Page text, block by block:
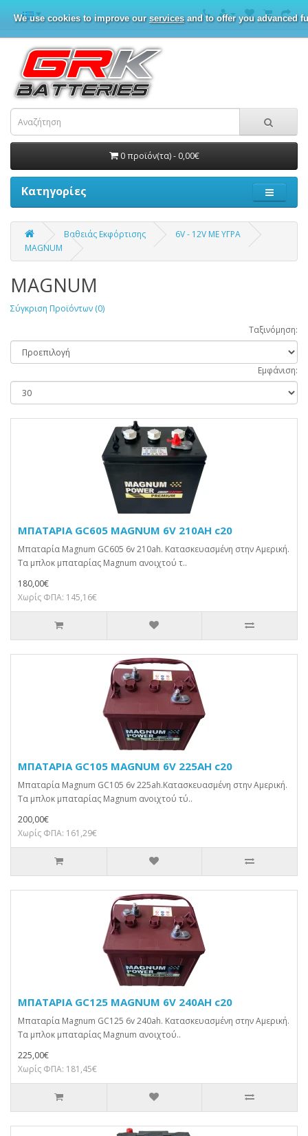
We use cookies to improve our servicesand to offer you advanced
0 προϊόν(τα) - 0,00€
Κατηγορίες
Βαθειάς Εκφόρτισης
6V - 12V ΜΕ ΥΓΡΑ
MAGNUM
MAGNUM
Σύγκριση Προϊόντων (0)
Ταξινόμηση:
Εμφάνιση:
ΜΠΑΤΑΡΙΑ GC605 MAGNUM 6V 210AH c20
Μπαταρία Magnum GC605 6v 210ah. Κατασκευασμένη στην Αμερική.
Τα μπλοκ μπαταρίας Magnum ανοιχτού τ..
180,00€
Χωρίς ΦΠΑ: 145,16€
ΜΠΑΤΑΡΙΑ GC105 MAGNUM 6V 225AH c20
Μπαταρία Magnum GC105 6v 225ah.Κατασκευασμένη στην Αμερική.
Τα μπλοκ μπαταρίας Magnum ανοιχτού τύ..
200,00€
Χωρίς ΦΠΑ: 161,29€
ΜΠΑΤΑΡΙΑ GC125 MAGNUM 6V 240AH c20
Μπαταρία Magnum GC125 6v 240ah. Κατασκευασμένη στην Αμερική.
Τα μπλοκ μπαταρίας Magnum ανοιχτού..
225,00€
Χωρίς ΦΠΑ: 181,45€